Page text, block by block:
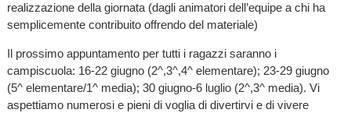
realizzazione della giornata (dagli animatori dell’equipe a chi ha
semplicemente contribuito offrendo del materiale)
Il prossimo appuntamento per tutti i ragazzi saranno i
campiscuola: 16-22 giugno (2^,3^,4^ elementare); 23-29 giugno
(5^ elementare/1^ media); 30 giugno-6 luglio (2^,3^ media). Vi
aspettiamo numerosi e pieni di voglia di divertirvi e di vivere